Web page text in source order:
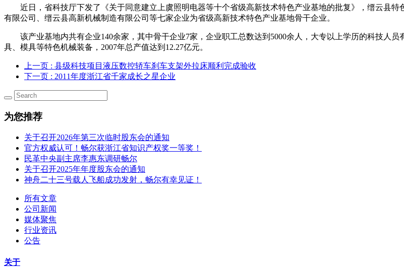
近日，省科技厅下发了《关于同意建立上虞照明电器等十个省级高新技术特色产业基地的批复》，缙云县
有限公司、缙云县高新机械制造有限公司等七家企业为省级高新技术特色产业基地骨干企业。
该产业基地内共有企业140余家，其中骨干企业7家，企业职工总数达到5000余人，大专以上学历的科技人
具、模具等特色机械装备，2007年总产值达到12.27亿元。
上一页 : 县级科技项目液压数控轿车刹车支架外拉床顺利完成验收
下一页 : 2011年度浙江省千家成长之星企业
为您推荐
关于召开2026年第三次临时股东会的通知
官方权威认可！畅尔获浙江省知识产权奖一等奖！
民革中央副主席李惠东调研畅尔
关于召开2025年年度股东会的通知
神舟二十三号载人飞船成功发射，畅尔有幸见证！
所有文章
公司新闻
媒体聚焦
行业资讯
公告
关于